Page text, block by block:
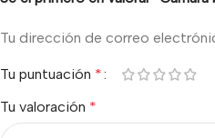
Tu dirección de correo
Tu puntuación *
Tu valoración *